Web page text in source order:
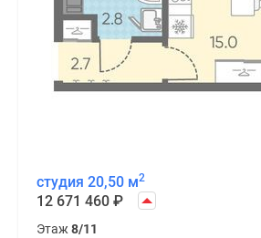
студия 20,50 м2
12 671 460 ₽
Этаж8/11